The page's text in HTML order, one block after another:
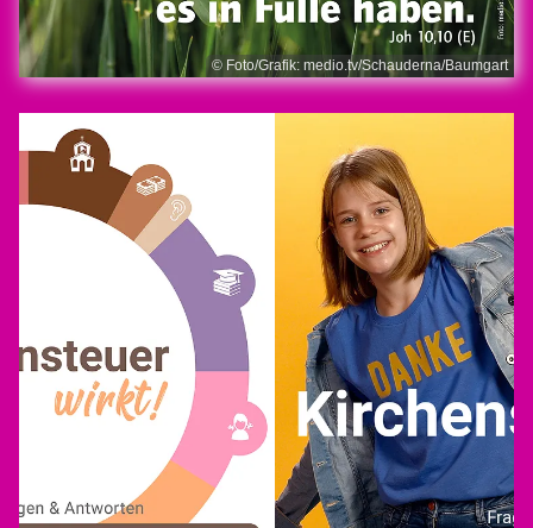
© Foto/Grafik: medio.tv/Schauderna/Baumgart